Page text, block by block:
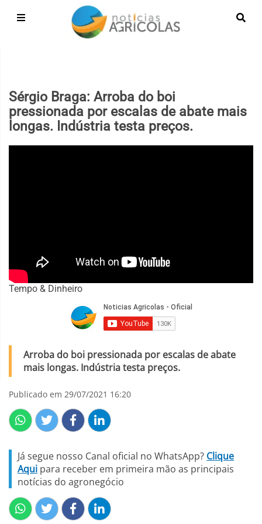
Sérgio Braga: Arroba do boi
pressionada por escalas de abate mais
longas. Indústria testa preços.
Tempo & Dinheiro
Arroba do boi pressionada por escalas de abate
mais longas. Indústria testa preços.
Publicado em 29/07/2021 16:20
Já segue nosso Canal oficial no WhatsApp? Clique
Aqui para receber em primeira mão as principais
notícias do agronegócio